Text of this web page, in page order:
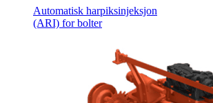
Automatisk harpiksinjeksjon
(ARI) for bolter